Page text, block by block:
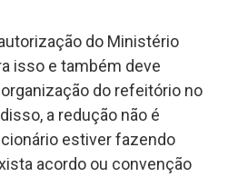
do Ministério
isso e também deve
do refeitório no
a redução não é
estiver fazendo
acordo ou convenção